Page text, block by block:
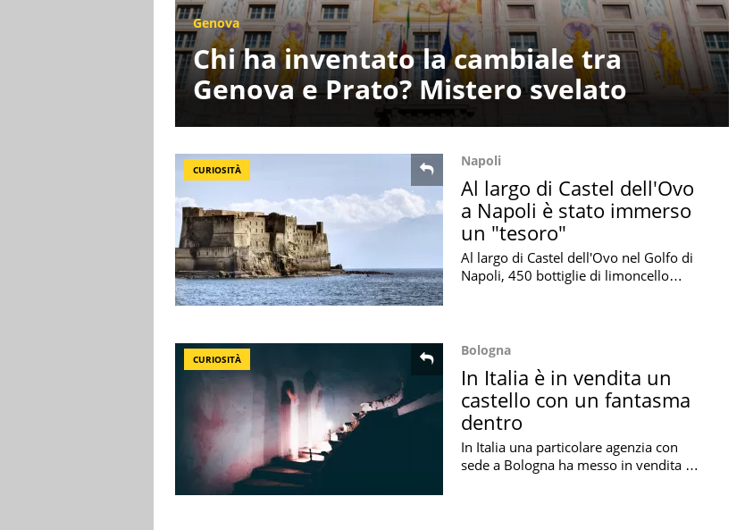
Genova
Chi ha inventato la cambiale tra
Genova e Prato? Mistero svelato
CURIOSITÀ
Napoli
Al largo di Castel dell'Ovo
a Napoli è stato immerso
un "tesoro"
Al largo di Castel dell'Ovo nel Golfo di
Napoli, 450 bottiglie di limoncello
CURIOSITÀ
Bologna
In Italia è in vendita un
castello con un fantasma
dentro
In Italia una particolare agenzia con
sede a Bologna ha messo in vendita un